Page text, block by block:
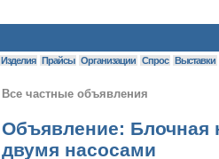
Изделия Прайсы Организации Спрос Выставки
Все частные объявления
Объявление: Блочная
двумя насосами